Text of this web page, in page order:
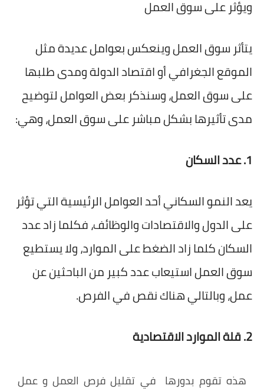
ويؤثر على سوق العمل
يتأثر سوق العمل وينعكس بعوامل عديدة مثل
الموقع الجغرافي أو اقتصاد الدولة ومدى طلبها
على سوق العمل، وسنذكر بعض العوامل لتوضيح
مدى تأثيرها بشكل مباشر على سوق العمل، وهي:
1. عدد السكان
يعد النمو السكاني أحد العوامل الرئيسية التي تؤثر
على الدول والاقتصادات والوظائف، فكلما زاد عدد
السكان كلما زاد الضغط على الموارد، ولا يستطيع
سوق العمل استيعاب عدد كبير من الباحثين عن
عمل، وبالتالي هناك نقص في الفرص.
2. قلة الموارد الاقتصادية
هذه تقوم بدورها في تقليل فرص العمل و عمل